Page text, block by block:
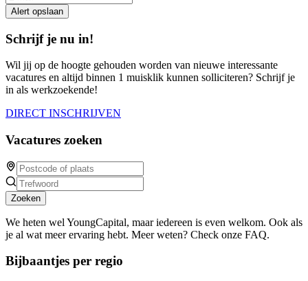
Alert opslaan
Schrijf je nu in!
Wil jij op de hoogte gehouden worden van nieuwe interessante
vacatures en altijd binnen 1 muisklik kunnen solliciteren? Schrijf je
in als werkzoekende!
DIRECT INSCHRIJVEN
Vacatures zoeken
Zoeken
We heten wel YoungCapital, maar iedereen is even welkom. Ook als
je al wat meer ervaring hebt. Meer weten? Check onze FAQ.
Bijbaantjes per regio